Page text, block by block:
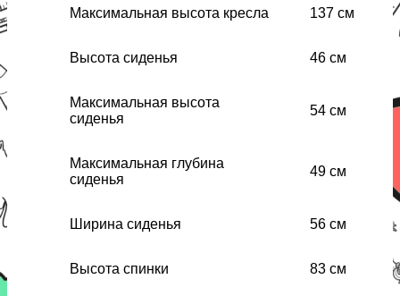
Максимальная высота кресла 137 см
Высота сиденья 46 см
Максимальная высота
сиденья
54 см
Максимальная глубина
сиденья
49 см
Ширина сиденья 56 см
Высота спинки 83 см